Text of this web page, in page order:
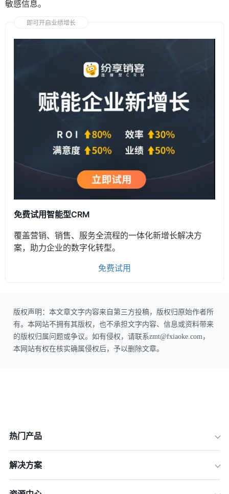
敏感信息。
即可开启业绩增长
免费试用智能型CRM
覆盖营销、销售、服务全流程的一体化新增长解决方
案，助力企业的数字化转型。
免费试用
版权声明：本文章文字内容来自第三方投稿，版权归原始作者所
有。本网站不拥有其版权，也不承担文字内容、信息或资料带来
的版权归属问题或争议。如有侵权，请联系zmt@fxiaoke.com，
本网站有权在核实确属侵权后，予以删除文章。
热门产品
解决方案